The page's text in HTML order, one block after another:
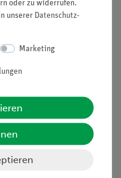
Übersicht Service
Inventarisierungs- &
oder zu widerrufen.
unserer Daten­schutz­
Marketing